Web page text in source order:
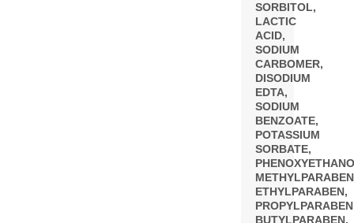
SORBITOL,
LACTIC
ACID,
SODIUM
CARBOMER,
DISODIUM
EDTA,
SODIUM
BENZOATE,
POTASSIUM
SORBATE,
ETHYLPARABEN,
BUTYLPARABEN,